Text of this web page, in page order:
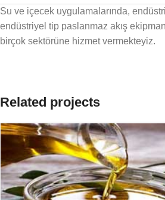
Su ve içecek uygulamalarında,
endüstriyel tip paslanmaz akış
birçok sektörüne hizmet vermekteyiz.
Related projects